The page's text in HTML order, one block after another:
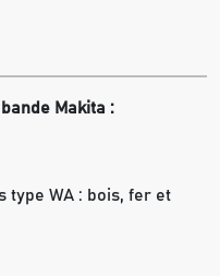
Makita :
type WA : bois, fer et